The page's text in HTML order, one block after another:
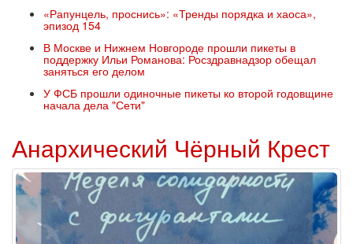
«Рапунцель, проснись»: «Тренды порядка и хаоса»,
эпизод 154
В Москве и Нижнем Новгороде прошли пикеты в
поддержку Ильи Романова: Росздравнадзор обещал
заняться его делом
У ФСБ прошли одиночные пикеты ко второй годовщине
начала дела "Сети"
Анархический Чёрный Крест